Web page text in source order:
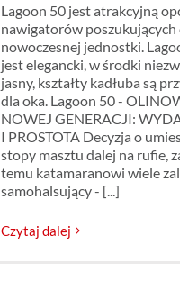
Lagoon 50 jest atrakcyjną
nawigatorów poszukujących
nowoczesnej jednostki.
jest elegancki, w środki
jasny, kształty kadłuba są
dla oka. Lagoon 50 -
NOWEJ GENERACJI:
I PROSTOTA Decyzja o
stopy masztu dalej na rufie,
temu katamaranowi wiele
samohalsujący - [...]
Czytaj dalej